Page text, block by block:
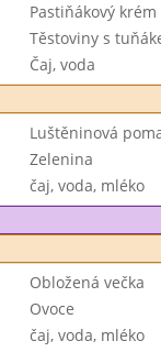
Pastiňákový
Těstoviny s
Čaj, voda
Luštěninová
Zelenina
čaj, voda, mléko
Obložená večka
Ovoce
čaj, voda, mléko